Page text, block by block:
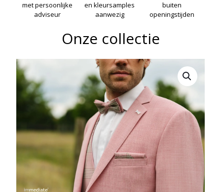
met persoonlijke
adviseur
en kleursamples
aanwezig
buiten
openingstijden
Onze collectie